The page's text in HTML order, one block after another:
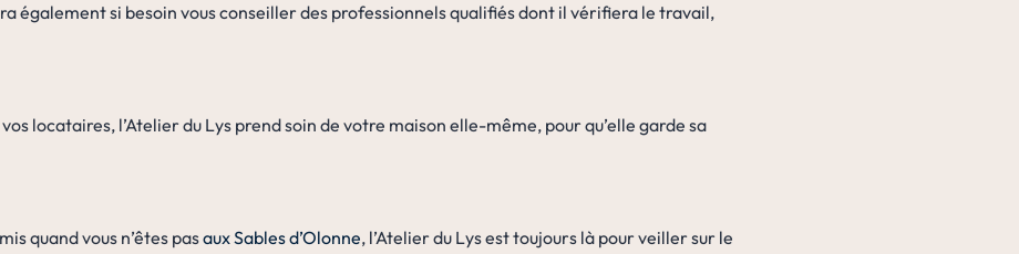
également si besoin vous conseiller des professionnels qualifiés dont il vérifiera le travail,
locataires, l’Atelier du Lys prend soin de votre maison elle-même, pour qu’elle garde sa
quand vous n’êtes pasaux Sables d’Olonne, l’Atelier du Lys est toujours là pour veiller sur le